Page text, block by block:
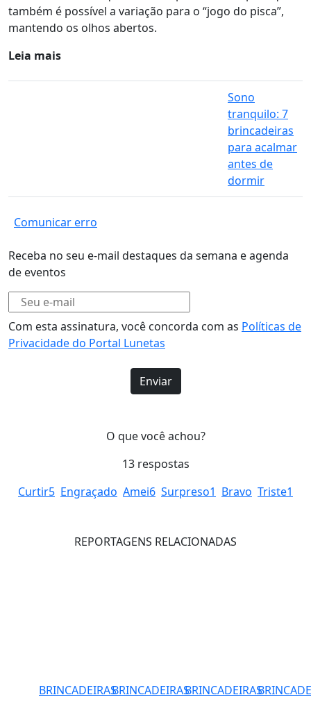
também é possível a variação para o “jogo do pisca”,
mantendo os olhos abertos.
Leia mais
Sono
tranquilo: 7
brincadeiras
para acalmar
antes de
dormir
Comunicar erro
Receba no seu e-mail destaques da semana e agenda
de eventos
Com esta assinatura, você concorda com as Políticas de
Privacidade do Portal Lunetas
O que você achou?
13respostas
Curtir5 Engraçado Amei6 Surpreso1 Bravo Triste1
REPORTAGENS RELACIONADAS
BRINCADEIRASBRINCADEIRASBRINCADEIRAS